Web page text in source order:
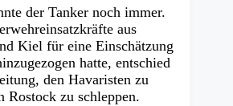
der Tanker noch immer.
aus
Kiel für eine Einschätzung
hatte, entschied
den Havaristen zu
Rostock zu schleppen.